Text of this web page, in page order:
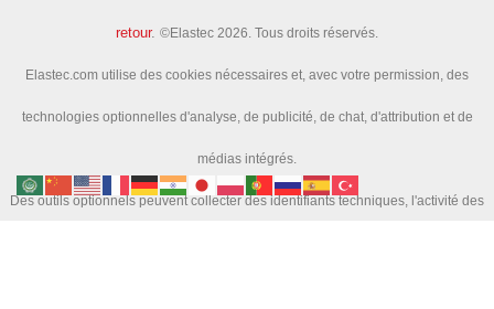
retour. ©Elastec 2026. Tous droits réservés.
Elastec.com utilise des cookies nécessaires et, avec votre permission, des
technologies optionnelles d'analyse, de publicité, de chat, d'attribution et de
médias intégrés.
Des outils optionnels peuvent collecter des identifiants techniques, l'activité des